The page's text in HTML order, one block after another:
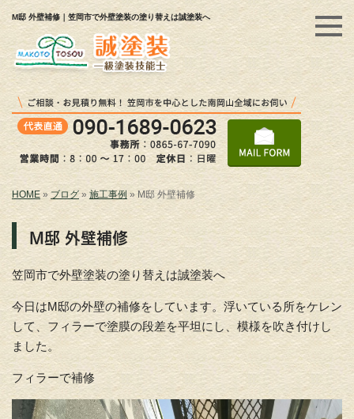
M邸 外壁補修｜笠岡市で外壁塗装の塗り替えは誠塗装へ
HOME» ブログ» 施工事例 » M邸 外壁補修
M邸 外壁補修
笠岡市で外壁塗装の塗り替えは誠塗装へ
今日はM邸の外壁の補修をしています。浮いている所をケレン
して、フィラーで塗膜の段差を平坦にし、模様を吹き付けし
ました。
フィラーで補修